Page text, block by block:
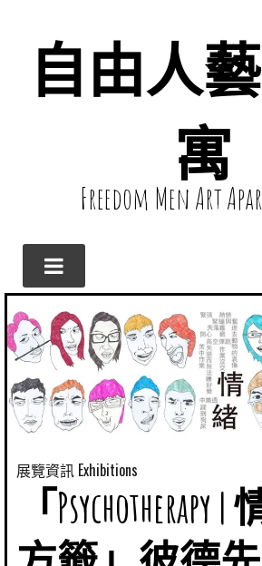
自由人
寓
Freedom Men Art
展覽資訊 Exhibitions
「